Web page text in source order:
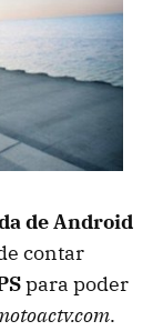
de Android
contar
para poder
.